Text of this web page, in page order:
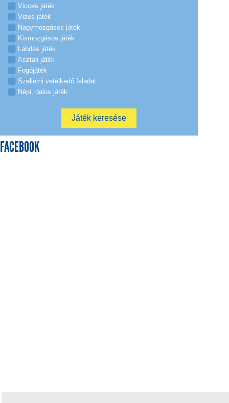
Vicces játék
Vizes játék
Nagymozgásos játék
Kismozgásos játék
Labdás játék
Asztali játék
Fogójáték
Szellemi vetélkedő feladat
Népi, dalos játék
FACEBOOK